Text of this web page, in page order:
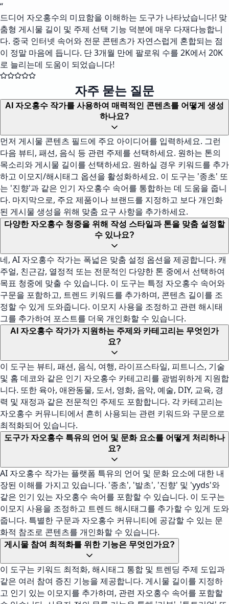
“
드디어 자오홍수의 미묘함을 이해하는 도구가 나타났습니다! 맞
춤형 게시물 길이 및 주제 선택 기능 덕분에 매우 다재다능합니
다. 중국 인터넷 속어와 전문 콘텐츠가 자연스럽게 혼합되는 점
이 정말 마음에 듭니다. 단 3개월 만에 팔로워 수를 2K에서 20K
로 늘리는데 도움이 되었습니다!
자주 묻는 질문
AI 자오홍수 작가를 사용하여 매력적인 콘텐츠를 어떻게 생성
하나요?
먼저 게시물 콘텐츠 필드에 주요 아이디어를 입력하세요. 그런
다음 뷰티, 패션, 음식 등 관련 주제를 선택하세요. 원하는 톤의
목소리와 게시물 길이를 선택하세요. 원하실 경우 키워드를 추가
하고 이모지/해시태그 옵션을 활성화하세요. 이 도구는 '종초' 또
는 '진향'과 같은 인기 자오홍수 속어를 통합하는 데 도움을 줍니
다. 마지막으로, 주요 제품이나 브랜드를 지정하고 보다 개인화
된 게시물 생성을 위해 맞춤 요구 사항을 추가하세요.
다양한 자오홍수 청중을 위해 작성 스타일과 톤을 맞춤 설정할
수 있나요?
네, AI 자오홍수 작가는 폭넓은 맞춤 설정 옵션을 제공합니다. 캐
주얼, 친근감, 열정적 또는 전문적인 다양한 톤 중에서 선택하여
목표 청중에 맞출 수 있습니다. 이 도구는 특정 자오홍수 속어와
구문을 포함하고, 트렌드 키워드를 추가하며, 콘텐츠 길이를 조
정할 수 있게 도와줍니다. 이모지 사용을 조정하고 관련 해시태
그를 추가하여 포스트를 더욱 개인화할 수 있습니다.
AI 자오홍수 작가가 지원하는 주제와 카테고리는 무엇인가
요?
이 도구는 뷰티, 패션, 음식, 여행, 라이프스타일, 피트니스, 기술
및 홈 데코와 같은 인기 자오홍수 카테고리를 광범위하게 지원합
니다. 또한 육아, 애완동물, 도서, 영화, 음악, 예술, DIY, 교육, 경
력 및 재정과 같은 전문적인 주제도 포함합니다. 각 카테고리는
자오홍수 커뮤니티에서 흔히 사용되는 관련 키워드와 구문으로
최적화되어 있습니다.
도구가 자오홍수 특유의 언어 및 문화 요소를 어떻게 처리하나
요?
AI 자오홍수 작가는 플랫폼 특유의 언어 및 문화 요소에 대한 내
장된 이해를 가지고 있습니다. '종초', '발초', '진향' 및 'yyds'와
같은 인기 있는 자오홍수 속어를 포함할 수 있습니다. 이 도구는
이모지 사용을 조정하고 트렌드 해시태그를 추가할 수 있게 도와
줍니다. 특별한 구문과 자오홍수 커뮤니티에 공감할 수 있는 문
화적 참조로 콘텐츠를 개인화할 수 있습니다.
게시물 참여 최적화를 위한 기능은 무엇인가요?
이 도구는 키워드 최적화, 해시태그 통합 및 트렌딩 주제 도입과
같은 여러 참여 증진 기능을 제공합니다. 게시물 길이를 지정하
고 인기 있는 이모지를 추가하며, 관련 자오홍수 속어를 포함할